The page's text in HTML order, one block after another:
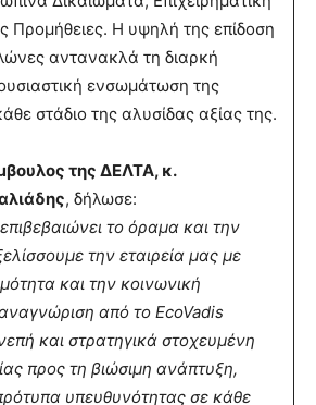
Προμήθειες. Η υψηλή της επίδοση
αντανακλά τη διαρκή
ενσωμάτωση της
στάδιο της αλυσίδας αξίας της.
της ΔΕΛΤΑ, κ.
, δήλωσε:
το όραμα και την
την εταιρεία μας με
και την κοινωνική
από το EcoVadis
και στρατηγικά στοχευμένη
προς τη βιώσιμη ανάπτυξη,
υπευθυνότητας σε κάθε